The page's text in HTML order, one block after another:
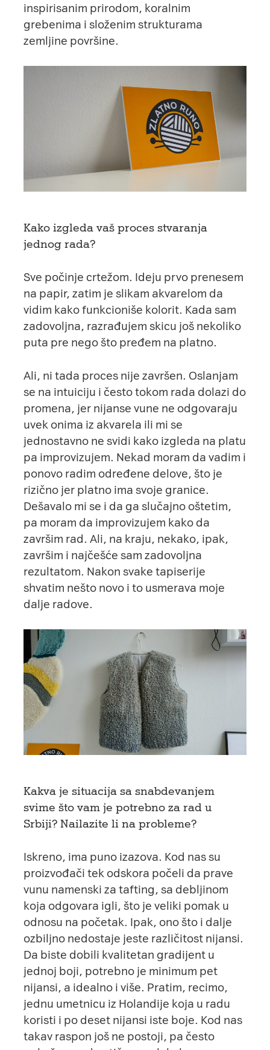
inspirisanim prirodom, koralnim
grebenima i složenim strukturama
zemljine površine.
Kako izgleda vaš proces stvaranja
jednog rada?
Sve počinje crtežom. Ideju prvo prenesem
na papir, zatim je slikam akvarelom da
vidim kako funkcioniše kolorit. Kada sam
zadovoljna, razrađujem skicu još nekoliko
puta pre nego što pređem na platno.
Ali, ni tada proces nije završen. Oslanjam
se na intuiciju i često tokom rada dolazi do
promena, jer nijanse vune ne odgovaraju
uvek onima iz akvarela ili mi se
jednostavno ne svidi kako izgleda na platu
pa improvizujem. Nekad moram da vadim i
ponovo radim određene delove, što je
rizično jer platno ima svoje granice.
Dešavalo mi se i da ga slučajno oštetim,
pa moram da improvizujem kako da
završim rad. Ali, na kraju, nekako, ipak,
završim i najčešće sam zadovoljna
rezultatom. Nakon svake tapiserije
shvatim nešto novo i to usmerava moje
dalje radove.
Kakva je situacija sa snabdevanjem
svime što vam je potrebno za rad u
Srbiji? Nailazite li na probleme?
Iskreno, ima puno izazova. Kod nas su
proizvođači tek odskora počeli da prave
vunu namenski za tafting, sa debljinom
koja odgovara igli, što je veliki pomak u
odnosu na početak. Ipak, ono što i dalje
ozbiljno nedostaje jeste različitost nijansi.
Da biste dobili kvalitetan gradijent u
jednoj boji, potrebno je minimum pet
nijansi, a idealno i više. Pratim, recimo,
jednu umetnicu iz Holandije koja u radu
koristi i po deset nijansi iste boje. Kod nas
takav raspon još ne postoji, pa često